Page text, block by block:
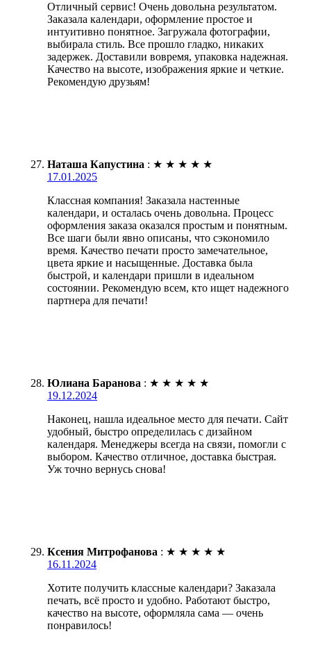
Отличный сервис! Очень довольна результатом.
Заказала календари, оформление простое и
интуитивно понятное. Загружала фотографии,
выбирала стиль. Все прошло гладко, никаких
задержек. Доставили вовремя, упаковка надежная.
Качество на высоте, изображения яркие и четкие.
Рекомендую друзьям!
Наташа Капустина : ★ ★ ★ ★ ★
17.01.2025
Классная компания! Заказала настенные
календари, и осталась очень довольна. Процесс
оформления заказа оказался простым и понятным.
Все шаги были явно описаны, что сэкономило
время. Качество печати просто замечательное,
цвета яркие и насыщенные. Доставка была
быстрой, и календари пришли в идеальном
состоянии. Рекомендую всем, кто ищет надежного
партнера для печати!
Юлиана Баранова : ★ ★ ★ ★ ★
19.12.2024
Наконец, нашла идеальное место для печати. Сайт
удобный, быстро определилась с дизайном
календаря. Менеджеры всегда на связи, помогли с
выбором. Качество отличное, доставка быстрая.
Уж точно вернусь снова!
Ксения Митрофанова : ★ ★ ★ ★ ★
16.11.2024
Хотите получить классные календари? Заказала
печать, всё просто и удобно. Работают быстро,
качество на высоте, оформляла сама — очень
понравилось!